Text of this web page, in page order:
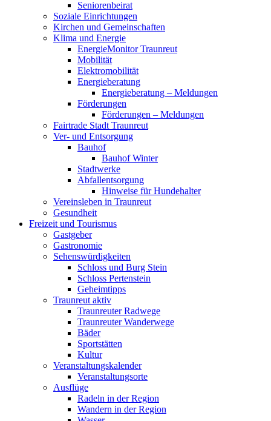
Seniorenbeirat
Soziale Einrichtungen
Kirchen und Gemeinschaften
Klima und Energie
EnergieMonitor Traunreut
Mobilität
Elektromobilität
Energieberatung
Energieberatung – Meldungen
Förderungen
Förderungen – Meldungen
Fairtrade Stadt Traunreut
Ver- und Entsorgung
Bauhof
Bauhof Winter
Stadtwerke
Abfallentsorgung
Hinweise für Hundehalter
Vereinsleben in Traunreut
Gesundheit
Freizeit und Tourismus
Gastgeber
Gastronomie
Sehenswürdigkeiten
Schloss und Burg Stein
Schloss Pertenstein
Geheimtipps
Traunreut aktiv
Traunreuter Radwege
Traunreuter Wanderwege
Bäder
Sportstätten
Kultur
Veranstaltungskalender
Veranstaltungsorte
Ausflüge
Radeln in der Region
Wandern in der Region